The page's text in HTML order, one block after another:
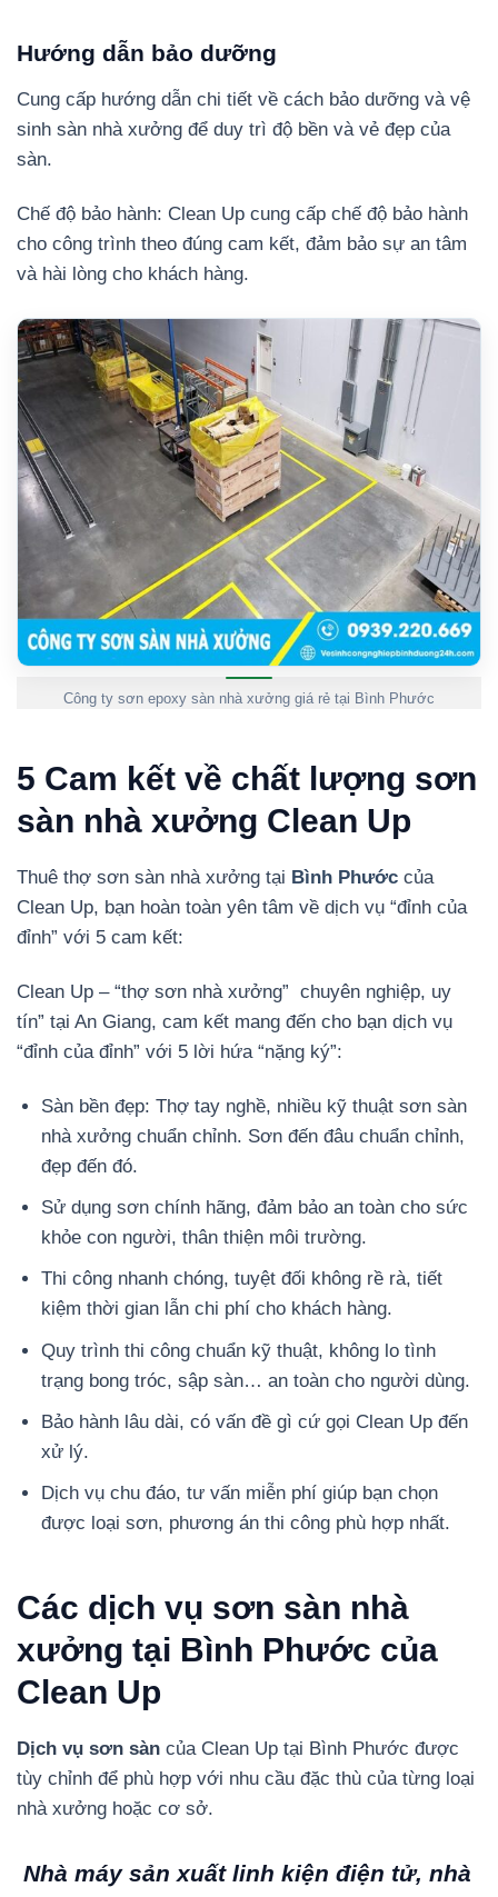
Hướng dẫn bảo dưỡng
Cung cấp hướng dẫn chi tiết về cách bảo dưỡng và vệ
sinh sàn nhà xưởng để duy trì độ bền và vẻ đẹp của
sàn.
Chế độ bảo hành: Clean Up cung cấp chế độ bảo hành
cho công trình theo đúng cam kết, đảm bảo sự an tâm
và hài lòng cho khách hàng.
Công ty sơn epoxy sàn nhà xưởng giá rẻ tại Bình Phước
5 Cam kết về chất lượng sơn
sàn nhà xưởng Clean Up
Thuê thợ sơn sàn nhà xưởng tại Bình Phước của
Clean Up, bạn hoàn toàn yên tâm về dịch vụ “đỉnh của
đỉnh” với 5 cam kết:
Clean Up – “thợ sơn nhà xưởng” chuyên nghiệp, uy
tín” tại An Giang, cam kết mang đến cho bạn dịch vụ
“đỉnh của đỉnh” với 5 lời hứa “nặng ký”:
Sàn bền đẹp: Thợ tay nghề, nhiều kỹ thuật sơn sàn
nhà xưởng chuẩn chỉnh. Sơn đến đâu chuẩn chỉnh,
đẹp đến đó.
Sử dụng sơn chính hãng, đảm bảo an toàn cho sức
khỏe con người, thân thiện môi trường.
Thi công nhanh chóng, tuyệt đối không rề rà, tiết
kiệm thời gian lẫn chi phí cho khách hàng.
Quy trình thi công chuẩn kỹ thuật, không lo tình
trạng bong tróc, sập sàn… an toàn cho người dùng.
Bảo hành lâu dài, có vấn đề gì cứ gọi Clean Up đến
xử lý.
Dịch vụ chu đáo, tư vấn miễn phí giúp bạn chọn
được loại sơn, phương án thi công phù hợp nhất.
Các dịch vụ sơn sàn nhà
xưởng tại Bình Phước của
Clean Up
Dịch vụ sơn sàn của Clean Up tại Bình Phước được
tùy chỉnh để phù hợp với nhu cầu đặc thù của từng loại
nhà xưởng hoặc cơ sở.
Nhà máy sản xuất linh kiện điện tử, nhà